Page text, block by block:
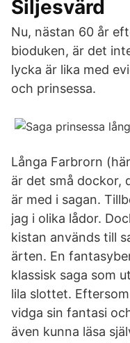
Siljesvärd
Nu, nästan 60 år
bioduken, är det
lycka är lika med
och prinsessa.
Långa Farbrorn
är det små dockor,
är med i sagan.
jag i olika lådor.
kistan används till
ärten. En
klassisk saga som
lila slottet.
vidga sin fantasi
även kunna läsa